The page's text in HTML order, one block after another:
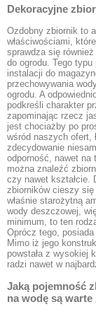
Dekoracyjne
Ozdobny zbiornik to
właściwościami,
sprawdza się
do ogrodu. Tego
instalacji do
przechowywania
ogrodu. A
podkreśli charakter
zapominając rzecz
jest chociażby po
wśród naszych ofert,
zdecydowanie
odporność, nawet na
można znaleźć
czy nawet kształcie.
zbiorników cieszy
właśnie starożytną
wody deszczowej,
minimum, to ten
Oprócz tego,
Mimo iż jego
powstała z wysokiej
radzi nawet w
Jaką pojemność
na wodę są warte